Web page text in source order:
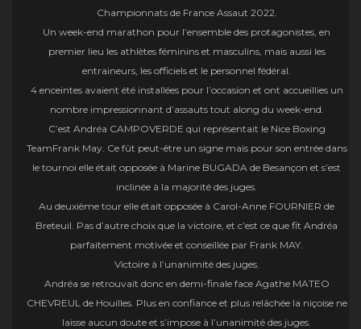
Championnats de France Assaut 2022.
Un week-end marathon pour l’ensemble des protagonistes, en
premier lieu les athlètes féminins et masculins, mais aussi les
entraineurs, les officiels et le personnel fédéral.
4 enceintes avaient été installées pour l’occasion et ont accueillies un
nombre impressionnant d’assauts tout along du week-end.
C’est Andréa CAMPOVERDE qui représentait le Nice Boxing
TeamFrank May. Ce fût peut-être un signe mais pour son entrée dans
le tournoi elle était opposée à Marine BUGADA de Besançon et s’est
inclinée à la majorité des juges.
Au deuxième tour elle était opposée à Carol-Anne FOURNIER de
Breteuil. Pas d’autre choix que la victoire, et c’est ce que fit Andréa
parfaitement motivée et conseillée par Frank MAY.
Victoire à l’unanimité des juges.
Andréa se retrouvait donc en demi-finale face Agathe MATEO
CHEVREUL de Houilles. Plus en confiance et plus relâchée la niçoise ne
laisse aucun doute et s’impose à l’unanimité des juges.